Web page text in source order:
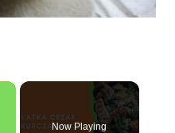
×
Now Playing